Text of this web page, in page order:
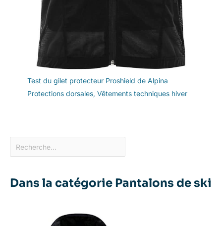
Test du gilet protecteur Proshield de Alpina
Protections dorsales, Vêtements techniques hiver
Dans la catégorie Pantalons de ski